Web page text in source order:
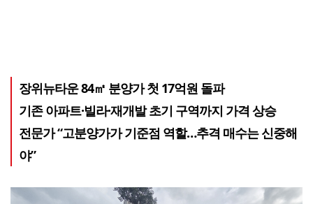
장위뉴타운 84㎡ 분양가 첫 17억원 돌파
기존 아파트·빌라·재개발 초기 구역까지 가격 상승
전문가 “고분양가가 기준점 역할…추격 매수는 신중해
야”